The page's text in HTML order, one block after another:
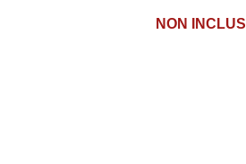
NON INCLUS